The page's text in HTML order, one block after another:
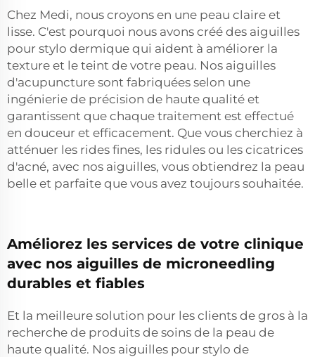
Chez Medi, nous croyons en une peau claire et
lisse. C'est pourquoi nous avons créé des aiguilles
pour stylo dermique qui aident à améliorer la
texture et le teint de votre peau. Nos aiguilles
d'acupuncture sont fabriquées selon une
ingénierie de précision de haute qualité et
garantissent que chaque traitement est effectué
en douceur et efficacement. Que vous cherchiez à
atténuer les rides fines, les ridules ou les cicatrices
d'acné, avec nos aiguilles, vous obtiendrez la peau
belle et parfaite que vous avez toujours souhaitée.
Améliorez les services de votre clinique
avec nos aiguilles de microneedling
durables et fiables
Et la meilleure solution pour les clients de gros à la
recherche de produits de soins de la peau de
haute qualité. Nos aiguilles pour stylo de